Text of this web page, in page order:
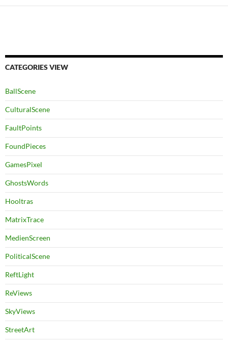
CATEGORIES VIEW
BallScene
CulturalScene
FaultPoints
FoundPieces
GamesPixel
GhostsWords
Hooltras
MatrixTrace
MedienScreen
PoliticalScene
ReftLight
ReViews
SkyViews
StreetArt